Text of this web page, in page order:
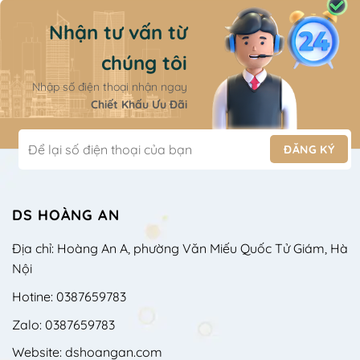
Nhận tư vấn từ
chúng tôi
Nhập số điện thoại nhận ngay
Chiết Khấu Ưu Đãi
DS HOÀNG AN
Địa chỉ: Hoàng An A, phường Văn Miếu Quốc Tử Giám, Hà
Nội
Hotine: 0387659783
Zalo: 0387659783
Website: dshoangan.com